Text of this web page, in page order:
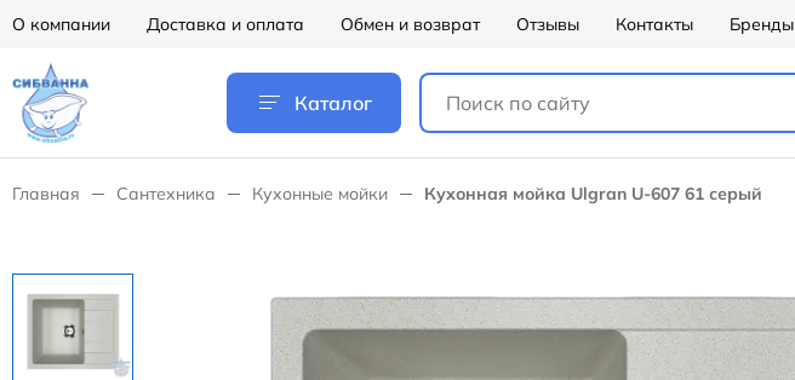
О компании Доставка и оплата Обмен и возврат Отзывы Контакты Бренды
Каталог
Главная Сантехника Кухонные мойки Кухонная мойка Ulgran U-607 61 серый